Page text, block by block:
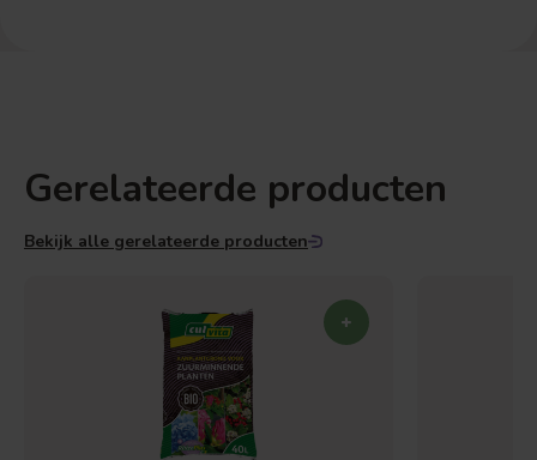
Gerelateerde producten
Bekijk alle gerelateerde producten